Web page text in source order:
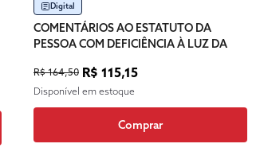
Digital
COMENTÁRIOS AO ESTATUTO DA
PESSOA COM DEFICIÊNCIA À LUZ DA
R$ 164,50 R$ 115,15
Disponível em estoque
Comprar